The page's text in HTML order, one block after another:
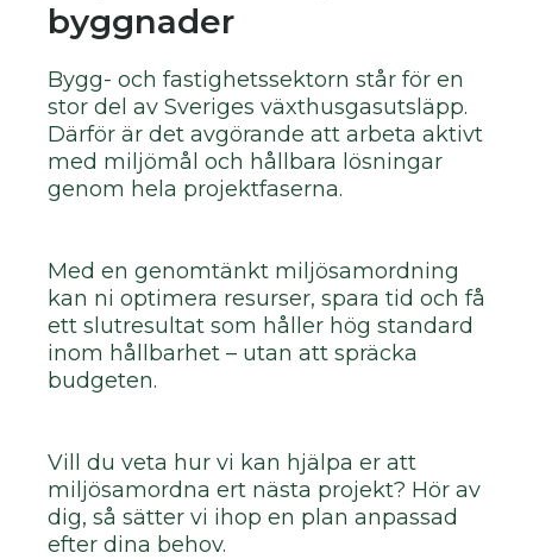
byggnader
Bygg- och fastighetssektorn står för en
stor del av Sveriges växthusgasutsläpp.
Därför är det avgörande att arbeta aktivt
med miljömål och hållbara lösningar
genom hela projektfaserna.
Med en genomtänkt miljösamordning
kan ni optimera resurser, spara tid och få
ett slutresultat som håller hög standard
inom hållbarhet – utan att spräcka
budgeten.
Vill du veta hur vi kan hjälpa er att
miljösamordna ert nästa projekt? Hör av
dig, så sätter vi ihop en plan anpassad
efter dina behov.